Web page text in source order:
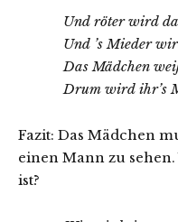
Und röter wird
Und ’s Mieder
Das Mädchen
Drum wird ihr’s
Fazit: Das Mädchen
einen Mann zu
ist?